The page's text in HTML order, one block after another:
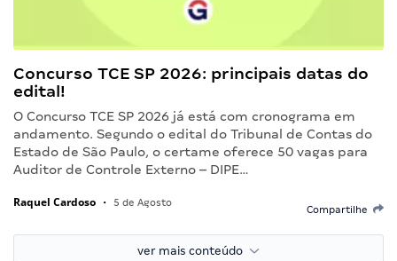
Concurso TCE SP 2026: principais datas do
edital!
O Concurso TCE SP 2026 já está com cronograma em
andamento. Segundo o edital do Tribunal de Contas do
Estado de São Paulo, o certame oferece 50 vagas para
Auditor de Controle Externo – DIPE…
Raquel Cardoso • 5 de Agosto
Compartilhe
ver mais conteúdo